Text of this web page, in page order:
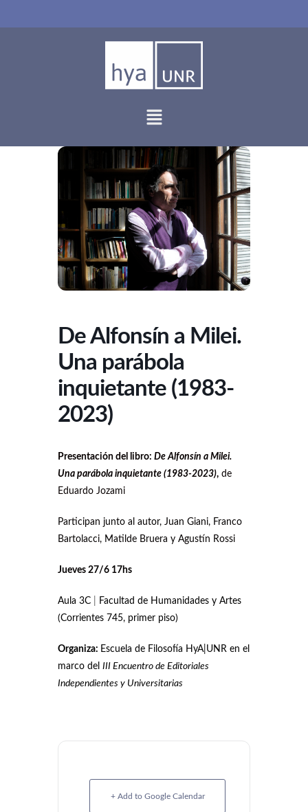
De Alfonsín a Milei.
Una parábola
inquietante (1983-
2023)
Presentación del libro: De Alfonsín a Milei.
Una parábola inquietante (1983-2023), de
Eduardo Jozami
Participan junto al autor, Juan Giani, Franco
Bartolacci, Matilde Bruera y Agustín Rossi
Jueves 27/6 17hs
Aula 3C
Facultad de Humanidades y Artes
(Corrientes 745, primer piso)
Organiza: Escuela de Filosofía HyA|UNR en el
marco del III Encuentro de Editoriales
Independientes y Universitarias
+ Add to Google Calendar